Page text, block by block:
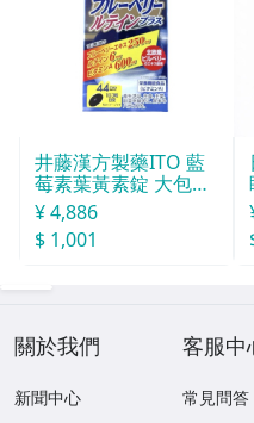
井藤漢方製藥ITO 藍
莓素葉黃素錠 大包裝
40日份+10％増量 13
2粒
¥ 4,886
$ 1,001
關於我們
新聞中心
客服中
常見問答